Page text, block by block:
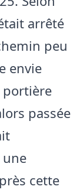
arrêté
peu
envie
portière
passée
cette